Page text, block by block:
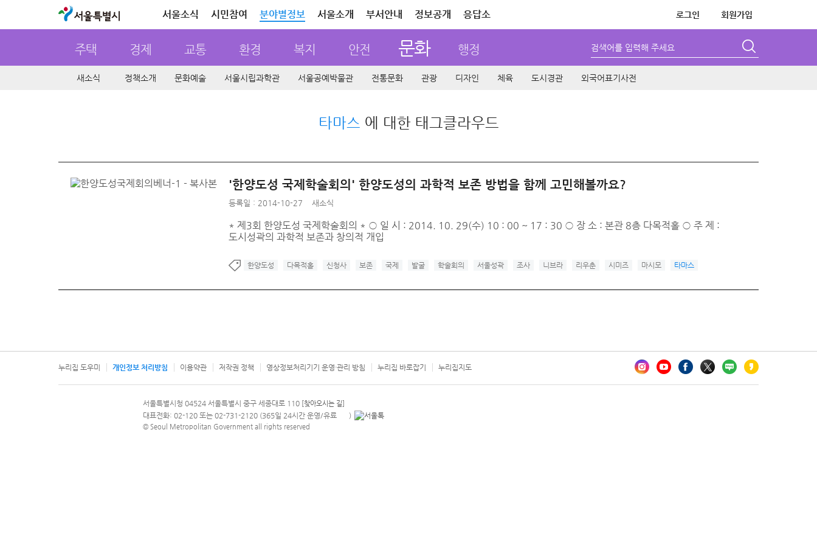
서울특별시 서울소식 시민참여 분야별정보 서울소개 부서안내 정보공개 응답소 로그인 회원가입
주택 경제 교통 환경 복지 안전 문화 행정 검색어를 입력해 주세요
새소식 정책소개 문화예술 서울시립과학관 서울공예박물관 전통문화 관광 디자인 체육 도시경관 외국어표기사전
타마스 에 대한 태그클라우드
'한양도성 국제학술회의' 한양도성의 과학적 보존 방법을 함께 고민해볼까요?
등록일 : 2014-10-27 새소식
* 제3회 한양도성 국제학술회의 * ○ 일 시 : 2014. 10. 29(수) 10 : 00 ~ 17 : 30 ○ 장 소 : 본관 8층 다목적홀 ○ 주 제 :
도시성곽의 과학적 보존과 창의적 개입
한양도성 다목적홀 신청사 보존 국제 발굴 학술회의 서울성곽 조사 니브라 리우춘 시미즈 마시모 타마스
누리집 도우미 개인정보 처리방침 이용약관 저작권 정책 영상정보처리기기 운영·관리 방침 누리집 바로잡기 누리집지도
문의 전화번호 120, 120 다산콜재단
서울특별시청 04524 서울특별시 중구 세종대로 110 [찾아오시는 길]
대표전화: 02-120 또는 02-731-2120 (365일 24시간 운영/유료 안내팝업 열기
)
© Seoul Metropolitan Government all rights reserved